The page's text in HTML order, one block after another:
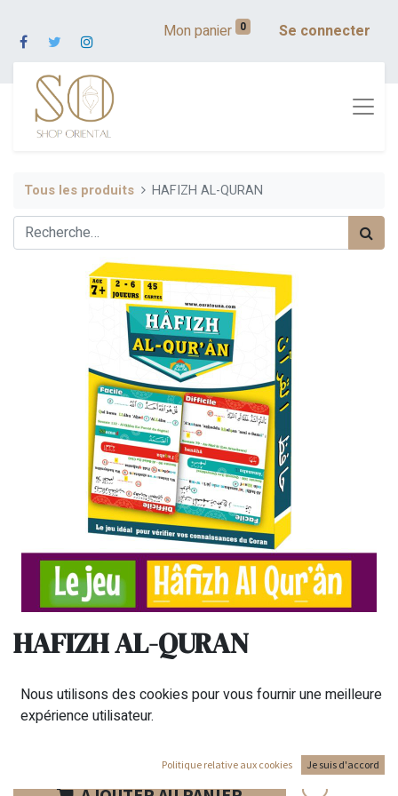
Mon panier 0 Se connecter
Tous les produits HAFIZH AL-QURAN
HAFIZH AL-QURAN
7,50€
Nous utilisons des cookies pour vous fournir une meilleure
expérience utilisateur.
Politique relative aux cookies Je suis d'accord